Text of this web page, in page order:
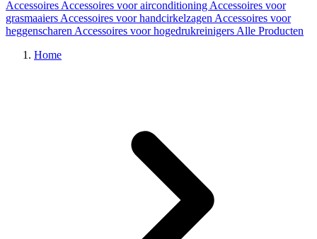
Accessoires Accessoires voor airconditioning Accessoires voor
grasmaaiers Accessoires voor handcirkelzagen Accessoires voor
heggenscharen Accessoires voor hogedrukreinigers Alle Producten
Home